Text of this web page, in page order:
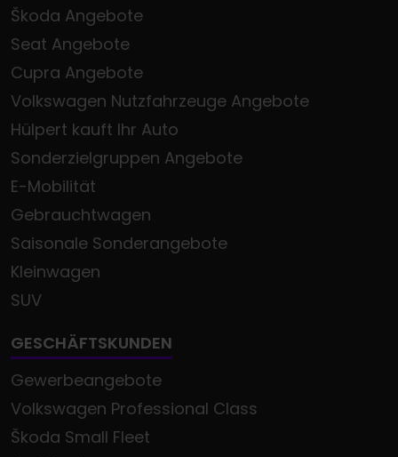
Škoda Angebote
Seat Angebote
Cupra Angebote
Volkswagen Nutzfahrzeuge Angebote
Hülpert kauft Ihr Auto
Sonderzielgruppen Angebote
E-Mobilität
Gebrauchtwagen
Saisonale Sonderangebote
Kleinwagen
SUV
GESCHÄFTSKUNDEN
Gewerbeangebote
Volkswagen Professional Class
Škoda Small Fleet